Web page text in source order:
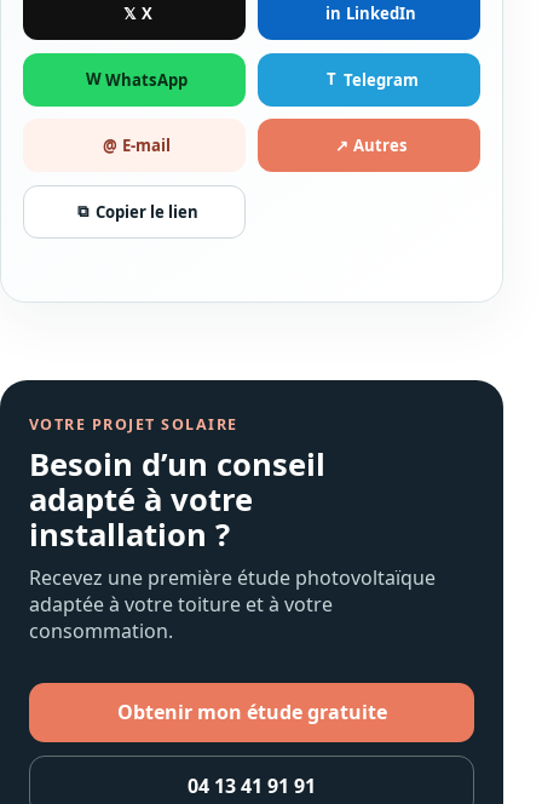
𝕏 X in LinkedIn
WWhatsApp T Telegram
@ E-mail ↗ Autres
⧉ Copier le lien
VOTRE PROJET SOLAIRE
Besoin d’un conseil
adapté à votre
installation ?
Recevez une première étude photovoltaïque
adaptée à votre toiture et à votre
consommation.
Obtenir mon étude gratuite
04 13 41 91 91